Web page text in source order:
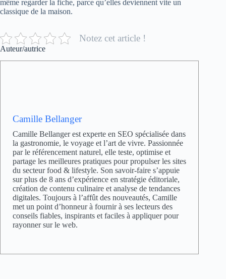
même regarder la fiche, parce qu’elles deviennent vite un
classique de la maison.
Notez cet article !
Auteur/autrice
Camille Bellanger
Camille Bellanger est experte en SEO spécialisée dans
la gastronomie, le voyage et l’art de vivre. Passionnée
par le référencement naturel, elle teste, optimise et
partage les meilleures pratiques pour propulser les sites
du secteur food & lifestyle. Son savoir-faire s’appuie
sur plus de 8 ans d’expérience en stratégie éditoriale,
création de contenu culinaire et analyse de tendances
digitales. Toujours à l’affût des nouveautés, Camille
met un point d’honneur à fournir à ses lecteurs des
conseils fiables, inspirants et faciles à appliquer pour
rayonner sur le web.